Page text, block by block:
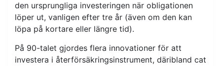
den ursprungliga investeringen när obligationen
löper ut, vanligen efter tre år (även om den kan
löpa på kortare eller längre tid).
På 90-talet gjordes flera innovationer för att
investera i återförsäkringsinstrument, däribland cat